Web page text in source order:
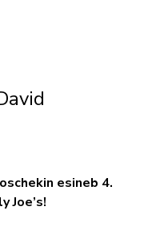
esineb 4.
Joe’s!